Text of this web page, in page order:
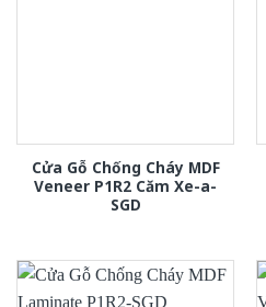
Cửa Gỗ Chống Cháy MDF
Veneer P1R2 Căm Xe-a-
SGD